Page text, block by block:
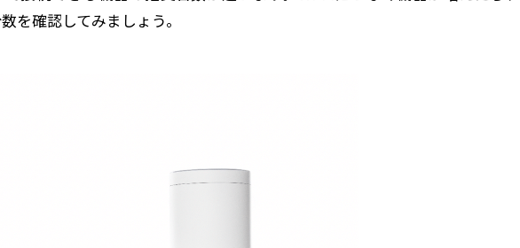
を確認してみましょう。